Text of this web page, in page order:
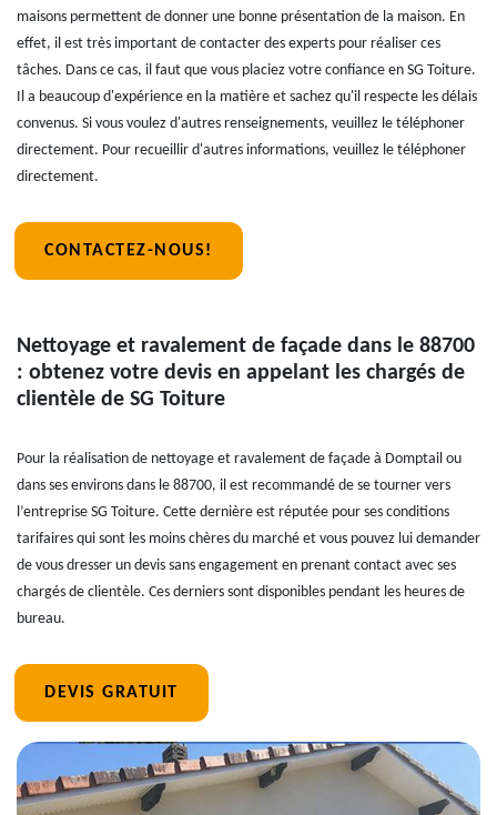
maisons permettent de donner une bonne présentation de la maison. En
effet, il est très important de contacter des experts pour réaliser ces
tâches. Dans ce cas, il faut que vous placiez votre confiance en SG Toiture.
Il a beaucoup d'expérience en la matière et sachez qu'il respecte les délais
convenus. Si vous voulez d'autres renseignements, veuillez le téléphoner
directement. Pour recueillir d'autres informations, veuillez le téléphoner
directement.
CONTACTEZ-NOUS!
Nettoyage et ravalement de façade dans le 88700
: obtenez votre devis en appelant les chargés de
clientèle de SG Toiture
Pour la réalisation de nettoyage et ravalement de façade à Domptail ou
dans ses environs dans le 88700, il est recommandé de se tourner vers
l’entreprise SG Toiture. Cette dernière est réputée pour ses conditions
tarifaires qui sont les moins chères du marché et vous pouvez lui demander
de vous dresser un devis sans engagement en prenant contact avec ses
chargés de clientèle. Ces derniers sont disponibles pendant les heures de
bureau.
DEVIS GRATUIT